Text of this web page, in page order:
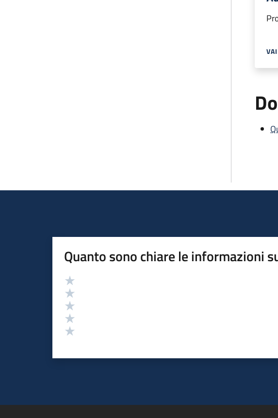
Quanto sono chiare le informazioni
Valutazione